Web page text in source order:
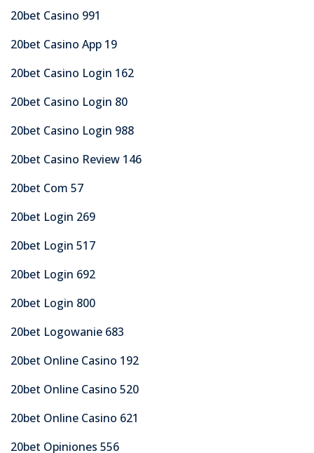
20bet Casino 991
20bet Casino App 19
20bet Casino Login 162
20bet Casino Login 80
20bet Casino Login 988
20bet Casino Review 146
20bet Com 57
20bet Login 269
20bet Login 517
20bet Login 692
20bet Login 800
20bet Logowanie 683
20bet Online Casino 192
20bet Online Casino 520
20bet Online Casino 621
20bet Opiniones 556